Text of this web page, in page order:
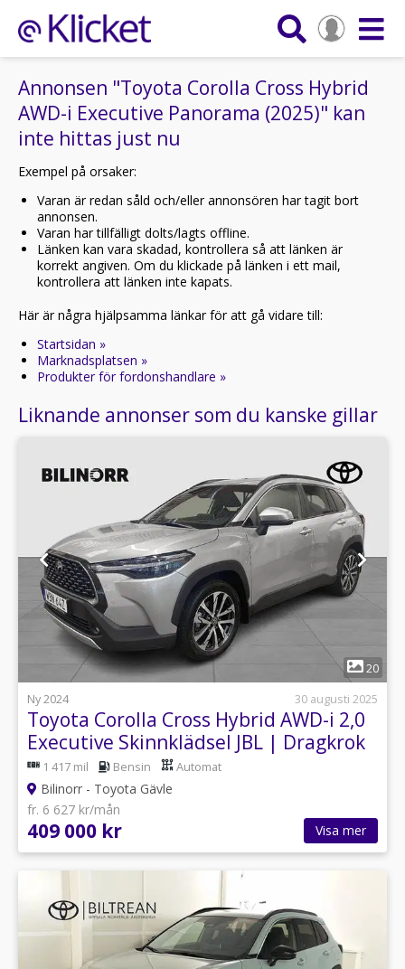
Annonsen "Toyota Corolla Cross Hybrid
AWD-i Executive Panorama (2025)" kan
inte hittas just nu
Exempel på orsaker:
Varan är redan såld och/eller annonsören har tagit bort
annonsen.
Varan har tillfälligt dolts/lagts offline.
Länken kan vara skadad, kontrollera så att länken är
korrekt angiven. Om du klickade på länken i ett mail,
kontrollera att länken inte kapats.
Här är några hjälpsamma länkar för att gå vidare till:
Startsidan »
Marknadsplatsen »
Produkter för fordonshandlare »
Liknande annonser som du kanske gillar
1
20
Ny 2024
30 augusti 2025
Toyota Corolla Cross Hybrid AWD-i 2,0
Executive Skinnklädsel JBL | Dragkrok
| V1 417 mil Bensin Automat
Bilinorr - Toyota Gävle
fr. 6 627 kr/mån
409 000 kr Visa mer